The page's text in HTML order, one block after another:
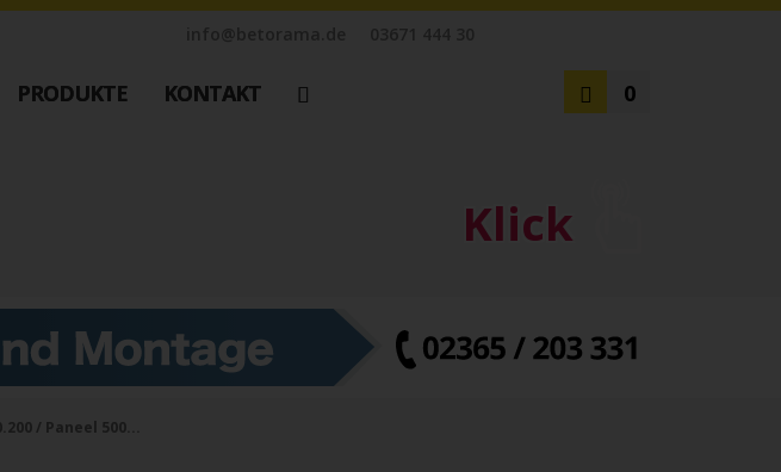
PRODUKTE KONTAKT 0
Google Rezensionen
Datenschutz
Nachrichten
Klick
/ Paneel 500...